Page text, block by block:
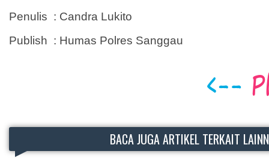
Penulis : Candra Lukito
Publish : Humas Polres Sanggau
BACA JUGA ARTIKEL TERKAIT